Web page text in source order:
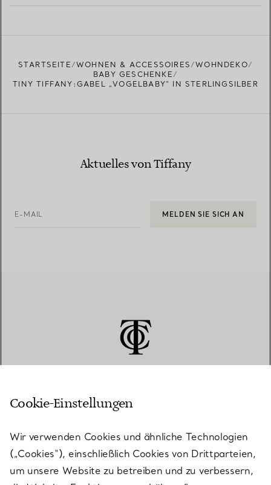
STARTSEITE WOHNEN & ACCESSOIRES
WOHNDEKO
BABY GESCHENKE
TINY TIFFANY:GABEL „VOGELBABY“ IN STERLINGSILBER
Aktuelles von Tiffany
E-MAIL MELDEN SIE SICH AN
KUNDENSERVICE
SERVICES
Cookie-Einstellungen
Wir verwenden Cookies und ähnliche Technologien
(„Cookies“), einschließlich Cookies von Drittparteien,
um unsere Website zu betreiben und zu verbessern,